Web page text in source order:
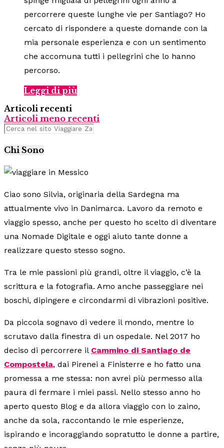
percorrere queste lunghe vie per Santiago? Ho
cercato di rispondere a queste domande con la
mia personale esperienza e con un sentimento
che accomuna tutti i pellegrini che lo hanno
percorso.
Leggi di più
Articoli recenti
Articoli meno recenti
Chi Sono
Ciao sono Silvia, originaria della Sardegna ma
attualmente vivo in Danimarca. Lavoro da remoto e
viaggio spesso, anche per questo ho scelto di diventare
una Nomade Digitale e oggi aiuto tante donne a
realizzare questo stesso sogno.
Tra le mie passioni più grandi, oltre il viaggio, c’è la
scrittura e la fotografia. Amo anche passeggiare nei
boschi, dipingere e circondarmi di vibrazioni positive.
Da piccola sognavo di vedere il mondo, mentre lo
scrutavo dalla finestra di un ospedale. Nel 2017 ho
deciso di percorrere il Cammino di Santiago de
Compostela, dai Pirenei a Finisterre e ho fatto una
promessa a me stessa: non avrei più permesso alla
paura di fermare i miei passi. Nello stesso anno ho
aperto questo Blog e da allora viaggio con lo zaino,
anche da sola, raccontando le mie esperienze,
ispirando e incoraggiando sopratutto le donne a partire,